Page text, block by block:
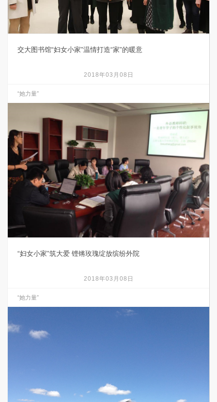
交大图书馆“妇女小家”温情打造“家”的暖意
2018年03月08日
“她力量”
“妇女小家”筑大爱 铿锵玫瑰绽放缤纷外院
2018年03月08日
“她力量”